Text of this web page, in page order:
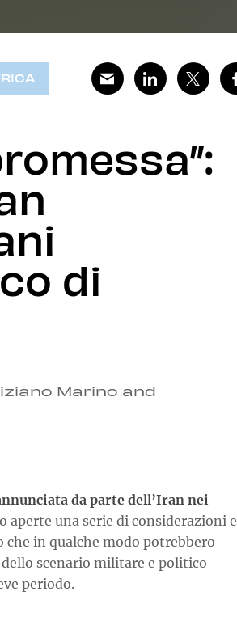
di
Marino and
da parte dell’Iran nei
aperte una serie di considerazioni e
in qualche modo potrebbero
scenario militare e politico
periodo.